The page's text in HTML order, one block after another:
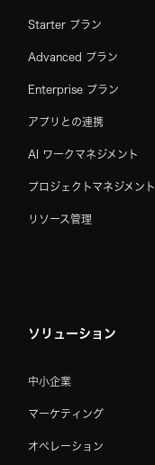
Starter プラン
Advanced プラン
Enterprise プラン
アプリとの連携
AI ワークマネジメント
プロジェクトマネジメント
リソース管理
ソリューション
中小企業
マーケティング
オペレーション